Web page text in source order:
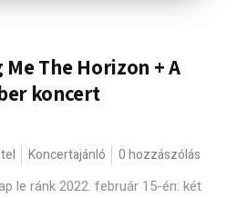
The Horizon + A
koncert
Koncertajánló 0 hozzászólás
le ránk 2022. február 15-én: két